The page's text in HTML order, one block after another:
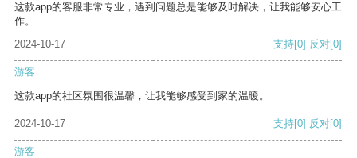
这款app的客服非常专业，遇到问题总是能够及时解决，让我能够安心工
作。
2024-10-17
支持[0] 反对[0]
游客
这款app的社区氛围很温馨，让我能够感受到家的温暖。
2024-10-17 支持[0] 反对[0]
游客